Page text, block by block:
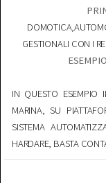
GESTIONALI CON I
IN QUESTO ESEMPIO
MARINA, SU
SISTEMA
HARDARE, BASTA